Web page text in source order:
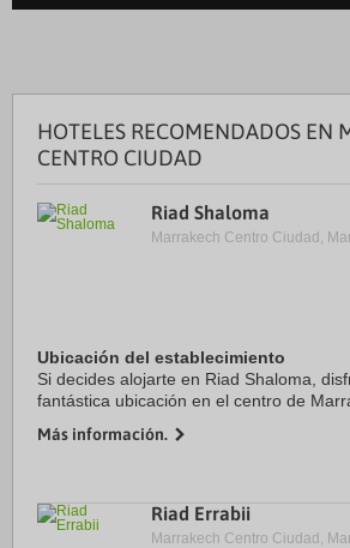
HOTELES RECOMENDADOS EN
CENTRO CIUDAD
Riad Shaloma
Marrakech Centro Ciudad,
Ubicación del establecimiento
Si decides alojarte en Riad Shaloma,
fantástica ubicación en el centro de
Mohamed VI. Además, este riad ...
Más información.
Riad Errabii
Marrakech Centro Ciudad,